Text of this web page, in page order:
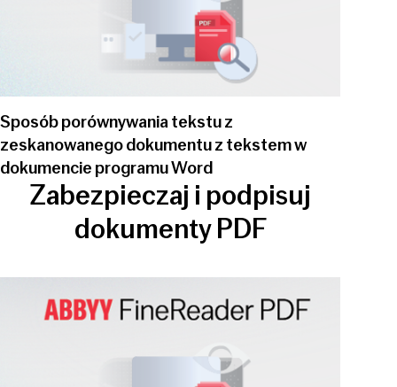
Sposób porównywania tekstu z
zeskanowanego dokumentu z tekstem w
dokumencie programu Word
Zabezpieczaj i podpisuj
dokumenty PDF